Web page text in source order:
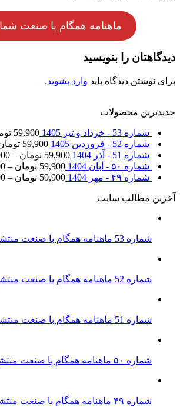
ماهنامه همگام با صنعت
دیدگاهتان را بنویسید
برای نوشتن دیدگاه باید وارد بشوید.
جدیدترین محصولات
شماره 53 - خرداد و تیر 1405 59,900
شماره 52 - فروردین 1405
59,900
شماره 51 - آذر 1404
59,900 تومان –
شماره ۵۰ - آبان 1404
59,900 تومان –
شماره ۴۹ - مهر 1404
59,900 تومان –
آخرین مطالب سایت
شماره 53 ماهنامه همگام با صنعت منتشر شد
شماره 52 ماهنامه همگام با صنعت منتشر شد
شماره 51 ماهنامه همگام با صنعت منتشر شد
شماره ۵۰ ماهنامه همگام با صنعت منتشر شد
شماره ۴۹ ماهنامه همگام با صنعت منتشر شد